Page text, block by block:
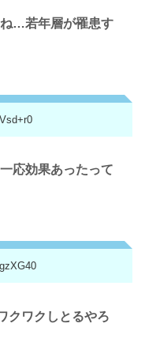
…若年層が罹患す
応効果あったって
クワクしとるやろ